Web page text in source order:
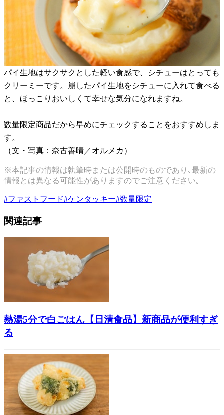
パイ生地はサクサクとした軽い食感で、シチューはとっても
クリーミーです。崩したパイ生地をシチューに入れて食べる
と、ほっこりおいしくて幸せな気分になれますね。
数量限定商品だから早めにチェックすることをおすすめしま
す。
（文・写真：奈古善晴／オルメカ）
※本記事の情報は執筆時または公開時のものであり､最新の
情報とは異なる可能性がありますのでご注意ください｡
#ファストフード#ケンタッキー#数量限定
関連記事
熱湯5分で白ごはん【日清食品】新商品が便利すぎ
る